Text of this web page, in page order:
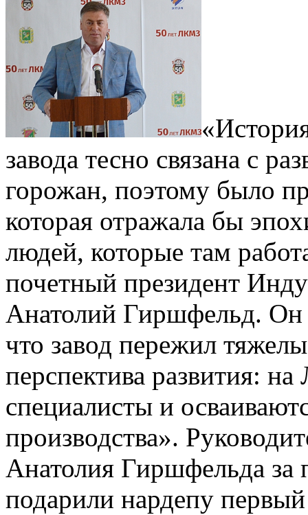
завода тесно связана с
горожан, поэтому было
которая отражала бы
людей, которые там
почетный президент
Анатолий Гиршфельд. Он
что завод пережил
перспектива развития:
специалисты и
производства».
Анатолия Гиршфельда за
подарили нардепу